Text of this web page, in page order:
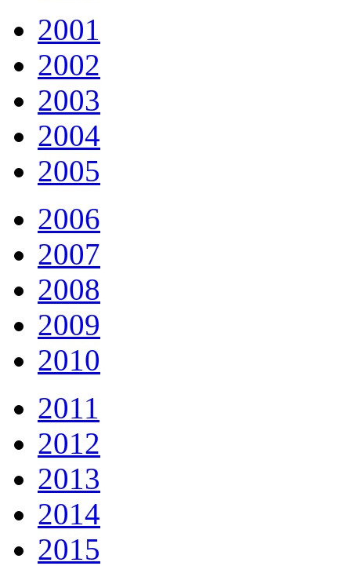
2001
2002
2003
2004
2005
2006
2007
2008
2009
2010
2011
2012
2013
2014
2015